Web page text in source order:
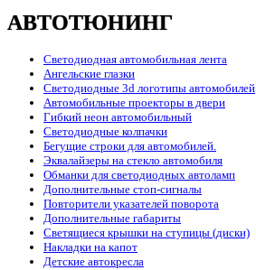
АВТОТЮНИНГ
Светодиодная автомобильная лента
Ангельские глазки
Светодиодные 3d логотипы автомобилей
Автомобильные проекторы в двери
Гибкий неон автомобильный
Светодиодные колпачки
Бегущие строки для автомобилей.
Эквалайзеры на стекло автомобиля
Обманки для светодиодных автоламп
Дополнительные стоп-сигналы
Повторители указателей поворота
Дополнительные габариты
Светящиеся крышки на ступицы (диски)
Накладки на капот
Детские автокресла